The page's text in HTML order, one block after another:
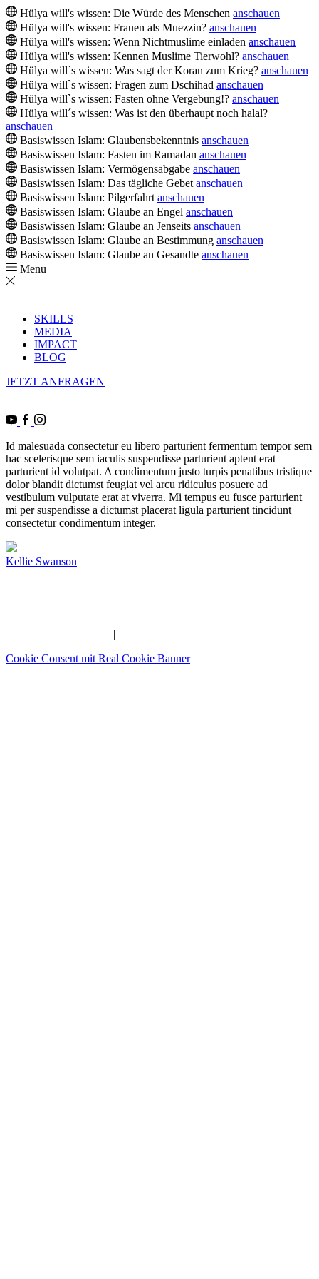
Hülya will's wissen: Die Würde des Menschen anschauen
Hülya will's wissen: Frauen als Muezzin? anschauen
Hülya will's wissen: Wenn Nichtmuslime einladen anschauen
Hülya will's wissen: Kennen Muslime Tierwohl? anschauen
Hülya will`s wissen: Was sagt der Koran zum Krieg? anschauen
Hülya will`s wissen: Fragen zum Dschihad anschauen
Hülya will`s wissen: Fasten ohne Vergebung!? anschauen
Hülya will´s wissen: Was ist den überhaupt noch halal?
anschauen
Basiswissen Islam: Glaubensbekenntnis anschauen
Basiswissen Islam: Fasten im Ramadan anschauen
Basiswissen Islam: Vermögensabgabe anschauen
Basiswissen Islam: Das tägliche Gebet anschauen
Basiswissen Islam: Pilgerfahrt anschauen
Basiswissen Islam: Glaube an Engel anschauen
Basiswissen Islam: Glaube an Jenseits anschauen
Basiswissen Islam: Glaube an Bestimmung anschauen
Basiswissen Islam: Glaube an Gesandte anschauen
Menu
SKILLS
MEDIA
IMPACT
BLOG
JETZT ANFRAGEN
Id malesuada consectetur eu libero parturient fermentum tempor sem
hac scelerisque sem iaculis suspendisse parturient aptent erat
parturient id volutpat. A condimentum justo turpis penatibus tristique
dolor blandit dictumst feugiat vel arcu ridiculus posuere ad
vestibulum vulputate erat at viverra. Mi tempus eu fusce parturient
mi per suspendisse a dictumst placerat ligula parturient tincidunt
consectetur condimentum integer.
Kellie Swanson
|
Cookie Consent mit Real Cookie Banner